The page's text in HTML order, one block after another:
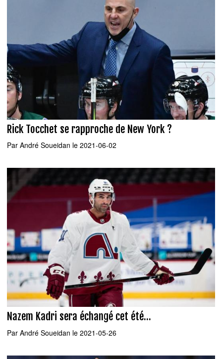
Rick Tocchet se rapproche de New York ?
Par André Soueidan le 2021-06-02
Nazem Kadri sera échangé cet été...
Par André Soueidan le 2021-05-26